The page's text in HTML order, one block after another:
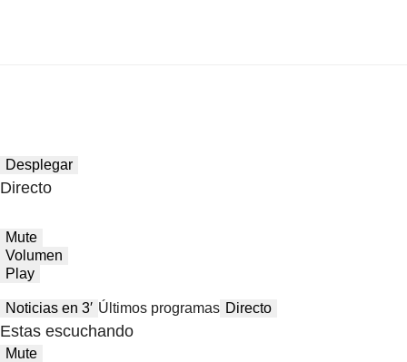
Desplegar
Directo
Mute
Volumen
Play
Noticias en 3′ Últimos programas Directo
Estas escuchando
Mute